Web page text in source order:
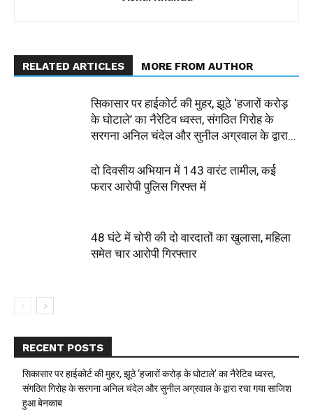
RELATED ARTICLES MORE FROM AUTHOR
सिकासार पर हाईकोर्ट की मुहर, झूठे ‘हजारों करोड़
के घोटाले’ का नैरेटिव ध्वस्त, संगठित गिरोह के
सरगना अनिल चंदेल और सुनील अग्रवाल के द्वारा...
दो दिवसीय अभियान में 143 वारंट तामील, कई
फरार आरोपी पुलिस गिरफ्त में
48 घंटे में चोरी की दो वारदातों का खुलासा, महिला
समेत चार आरोपी गिरफ्तार
RECENT POSTS
सिकासार पर हाईकोर्ट की मुहर, झूठे ‘हजारों करोड़ के घोटाले’ का नैरेटिव ध्वस्त,
संगठित गिरोह के सरगना अनिल चंदेल और सुनील अग्रवाल के द्वारा रचा गया साजिश
हुआ बेनकाब